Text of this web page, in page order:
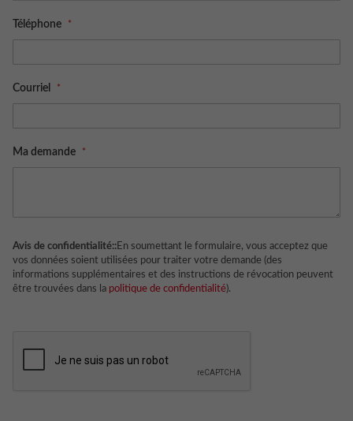
Téléphone
Courriel
Ma demande
Avis de confidentialité::En soumettant le formulaire, vous acceptez que
vos données soient utilisées pour traiter votre demande (des
informations supplémentaires et des instructions de révocation peuvent
être trouvées dans la politique de confidentialité).